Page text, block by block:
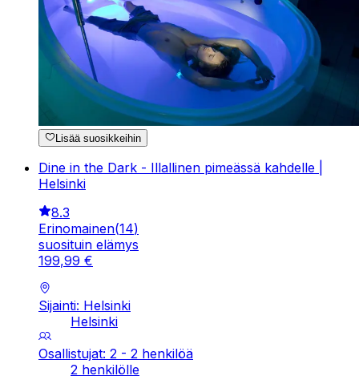
Lisää suosikkeihin
Dine in the Dark - Illallinen pimeässä kahdelle |
Helsinki
8.3
Erinomainen(14)
suosituin elämys
199,99 €
Sijainti: Helsinki
Helsinki
Osallistujat: 2 - 2 henkilöä
2 henkilölle